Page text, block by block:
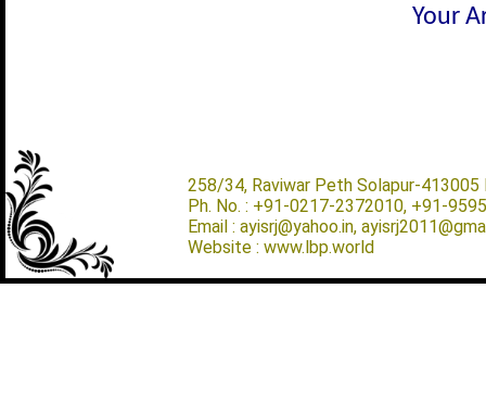
Your
258/34, Raviwar Peth Solapur-413005
Ph. No. : +91-0217-2372010, +91-
Email : ayisrj@yahoo.in,
Website : www.lbp.world